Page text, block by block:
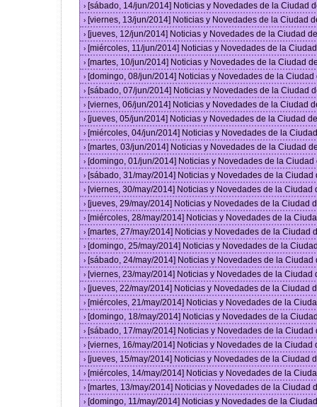
› [sábado, 14/jun/2014] Noticias y Novedades de la Ciudad
› [viernes, 13/jun/2014] Noticias y Novedades de la Ciudad
› [jueves, 12/jun/2014] Noticias y Novedades de la Ciudad
› [miércoles, 11/jun/2014] Noticias y Novedades de la
› [martes, 10/jun/2014] Noticias y Novedades de la Ciudad
› [domingo, 08/jun/2014] Noticias y Novedades de la
› [sábado, 07/jun/2014] Noticias y Novedades de la Ciudad
› [viernes, 06/jun/2014] Noticias y Novedades de la Ciudad
› [jueves, 05/jun/2014] Noticias y Novedades de la Ciudad
› [miércoles, 04/jun/2014] Noticias y Novedades de la
› [martes, 03/jun/2014] Noticias y Novedades de la Ciudad
› [domingo, 01/jun/2014] Noticias y Novedades de la
› [sábado, 31/may/2014] Noticias y Novedades de la
› [viernes, 30/may/2014] Noticias y Novedades de la
› [jueves, 29/may/2014] Noticias y Novedades de la Ciudad
› [miércoles, 28/may/2014] Noticias y Novedades de la
› [martes, 27/may/2014] Noticias y Novedades de la Ciudad
› [domingo, 25/may/2014] Noticias y Novedades de la
› [sábado, 24/may/2014] Noticias y Novedades de la
› [viernes, 23/may/2014] Noticias y Novedades de la
› [jueves, 22/may/2014] Noticias y Novedades de la Ciudad
› [miércoles, 21/may/2014] Noticias y Novedades de la
› [domingo, 18/may/2014] Noticias y Novedades de la
› [sábado, 17/may/2014] Noticias y Novedades de la
› [viernes, 16/may/2014] Noticias y Novedades de la
› [jueves, 15/may/2014] Noticias y Novedades de la Ciudad
› [miércoles, 14/may/2014] Noticias y Novedades de la
› [martes, 13/may/2014] Noticias y Novedades de la Ciudad
› [domingo, 11/may/2014] Noticias y Novedades de la